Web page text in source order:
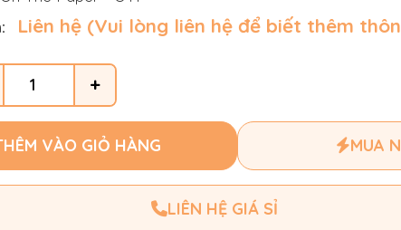
Liên hệ (Vui lòng liên hệ để biết thêm
+
VÀO GIỎ HÀNG MUA
LIÊN HỆ GIÁ SỈ